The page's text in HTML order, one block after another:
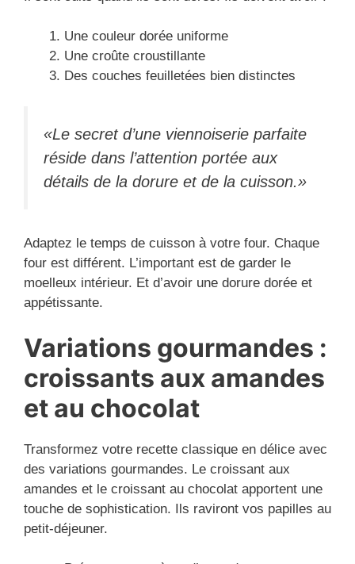
Une couleur dorée uniforme
Une croûte croustillante
Des couches feuilletées bien distinctes
«Le secret d’une viennoiserie parfaite
réside dans l’attention portée aux
détails de la dorure et de la cuisson.»
Adaptez le temps de cuisson à votre four. Chaque
four est différent. L’important est de garder le
moelleux intérieur. Et d’avoir une dorure dorée et
appétissante.
Variations gourmandes :
croissants aux amandes
et au chocolat
Transformez votre recette classique en délice avec
des variations gourmandes. Le croissant aux
amandes et le croissant au chocolat apportent une
touche de sophistication. Ils raviront vos papilles au
petit-déjeuner.